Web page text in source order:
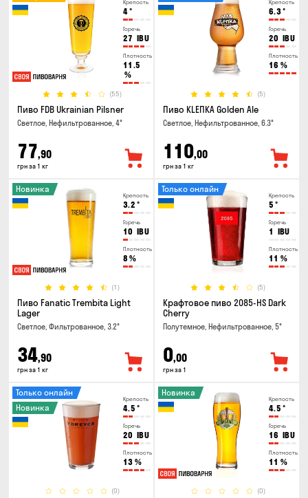
Крепость
4°
Горечь
27 IBU
Плотность
11.5
%
(55)
Пиво FDB Ukrainian Pilsner
Светлое, Нефильтрованное, 4°
77,90
грн за 1 кг
Крепость
6.3°
Горечь
20 IBU
Плотность
16 %
(5)
Пиво KLEПКА Golden Ale
Светлое, Нефильтрованное, 6.3°
110,00
грн за 1 кг
Крепость
3.2 °
Горечь
10 IBU
Плотность
8 %
(1)
Новинка
Пиво Fanatic Trembita Light
Lager
Светлое, Фильтрованное, 3.2°
34,90
грн за 1 кг
Крепость
5 °
Горечь
1 IBU
Плотность
11 %
(5)
Только онлайн
Крафтовое пиво 2085-HS Dark
Cherry
Полутемное, Нефильтрованное, 5°
0,00
грн за 1
Крепость
4.5 °
Горечь
20 IBU
Плотность
13 %
(0)
Только онлайн
Новинка
Крепость
4.5 °
Горечь
16 IBU
Плотность
11 %
(0)
Новинка